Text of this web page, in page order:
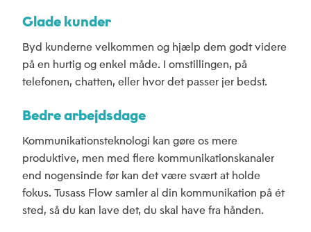
Glade kunder
Byd kunderne velkommen og hjælp dem godt videre
på en hurtig og enkel måde. I omstillingen, på
telefonen, chatten, eller hvor det passer jer bedst.
Bedre arbejdsdage
Kommunikationsteknologi kan gøre os mere
produktive, men med flere kommunikationskanaler
end nogensinde før kan det være svært at holde
fokus. Tusass Flow samler al din kommunikation på ét
sted, så du kan lave det, du skal have fra hånden.
Navn
Virksomhed
Kategori
*
Beskrivelse
*